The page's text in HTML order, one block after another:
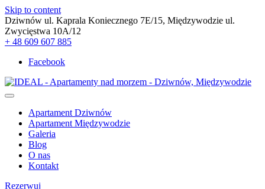
Skip to content
Dziwnów ul. Kaprala Koniecznego 7E/15, Międzywodzie ul.
Zwycięstwa 10A/12
+ 48 609 607 885
Facebook
Apartament Dziwnów
Apartament Międzywodzie
Galeria
Blog
O nas
Kontakt
Rezerwuj